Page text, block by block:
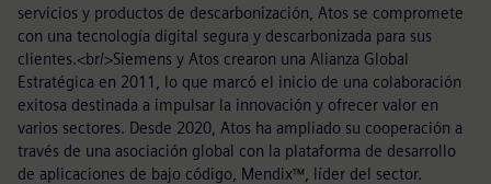
servicios y productos de descarbonización, Atos se compromete
con una tecnología digital segura y descarbonizada para sus
clientes.<br/>Siemens y Atos crearon una Alianza Global
Estratégica en 2011, lo que marcó el inicio de una colaboración
exitosa destinada a impulsar la innovación y ofrecer valor en
varios sectores. Desde 2020, Atos ha ampliado su cooperación a
través de una asociación global con la plataforma de desarrollo
de aplicaciones de bajo código, Mendix™, líder del sector.